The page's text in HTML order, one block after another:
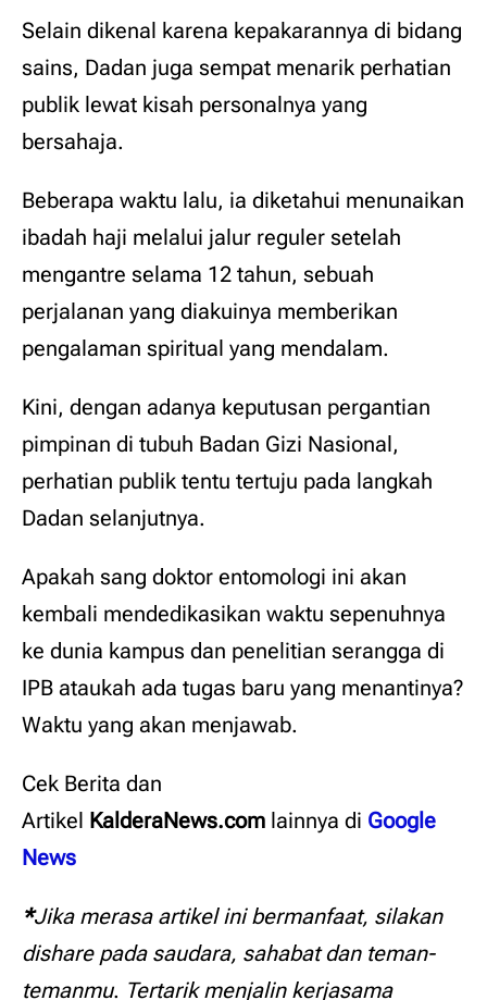
Selain dikenal karena kepakarannya di bidang
sains, Dadan juga sempat menarik perhatian
publik lewat kisah personalnya yang
bersahaja.
Beberapa waktu lalu, ia diketahui menunaikan
ibadah haji melalui jalur reguler setelah
mengantre selama 12 tahun, sebuah
perjalanan yang diakuinya memberikan
pengalaman spiritual yang mendalam.
Kini, dengan adanya keputusan pergantian
pimpinan di tubuh Badan Gizi Nasional,
perhatian publik tentu tertuju pada langkah
Dadan selanjutnya.
Apakah sang doktor entomologi ini akan
kembali mendedikasikan waktu sepenuhnya
ke dunia kampus dan penelitian serangga di
IPB ataukah ada tugas baru yang menantinya?
Waktu yang akan menjawab.
Cek Berita dan
Artikel KalderaNews.com lainnya di Google
News
*Jika merasa artikel ini bermanfaat, silakan
dishare pada saudara, sahabat dan teman-
temanmu. Tertarik menjalin kerjasama